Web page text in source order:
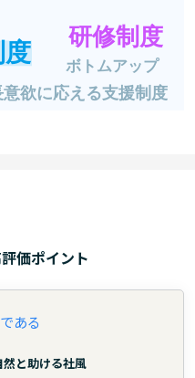
研修制度
意欲に応える支援制度
ボトムアップ
価ポイント
ある
と助ける社風